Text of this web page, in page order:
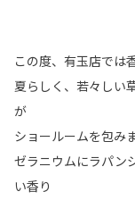
この度、有玉店では
夏らしく、若々しい
が
ショールームを包み
ゼラニウムにラパン
い香り